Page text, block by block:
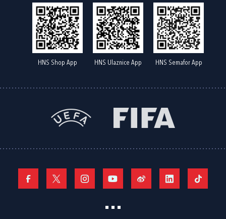
HNS Shop App HNS Ulaznice App HNS Semafor App